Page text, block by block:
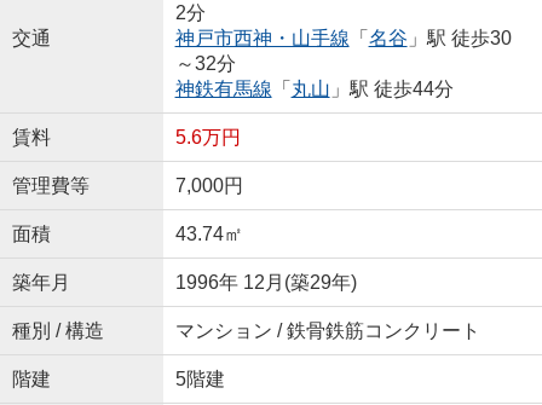
交通
2分
神戸市西神・山手線 「 名谷 」駅 徒歩30
～32分
神鉄有馬線 「 丸山 」駅 徒歩44分
賃料 5.6万円
管理費等 7,000円
面積 43.74㎡
築年月 1996年 12月(築29年)
種別 / 構造 マンション / 鉄骨鉄筋コンクリート
階建 5階建